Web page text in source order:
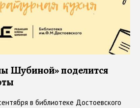
Шубиной» поделится
в библиотеке Достоевского